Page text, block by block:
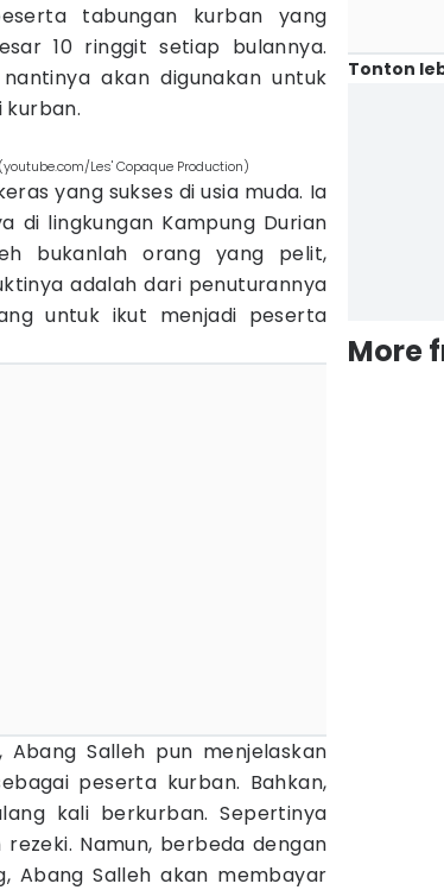
tabungan kurban yang
10 ringgit setiap bulannya.
akan digunakan untuk
kurban.
Les' Copaque Production)
yang sukses di usia muda. Ia
di lingkungan Kampung Durian
bukanlah orang yang pelit,
adalah dari penuturannya
untuk ikut menjadi peserta
Salleh pun menjelaskan
peserta kurban. Bahkan,
kali berkurban. Sepertinya
Namun, berbeda dengan
Abang Salleh akan membayar
Tonton
More